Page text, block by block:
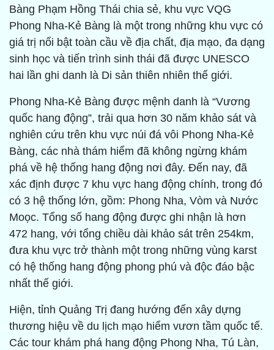
Bàng Phạm Hồng Thái chia sẻ, khu vực VQG
Phong Nha-Kẻ Bàng là một trong những khu vực có
giá trị nổi bật toàn cầu về địa chất, địa mạo, đa dạng
sinh học và tiến trình sinh thái đã được UNESCO
hai lần ghi danh là Di sản thiên nhiên thế giới.
Phong Nha-Kẻ Bàng được mệnh danh là “Vương
quốc hang động”, trải qua hơn 30 năm khảo sát và
nghiên cứu trên khu vực núi đá vôi Phong Nha-Kẻ
Bàng, các nhà thám hiểm đã không ngừng khám
phá về hệ thống hang động nơi đây. Đến nay, đã
xác định được 7 khu vực hang động chính, trong đó
có 3 hệ thống lớn, gồm: Phong Nha, Vòm và Nước
Moọc. Tổng số hang động được ghi nhận là hơn
472 hang, với tổng chiều dài khảo sát trên 254km,
đưa khu vực trở thành một trong những vùng karst
có hệ thống hang động phong phú và độc đáo bậc
nhất thế giới.
Hiện, tỉnh Quảng Trị đang hướng đến xây dựng
thương hiệu về du lịch mạo hiểm vươn tầm quốc tế.
Các tour khám phá hang động Phong Nha, Tú Làn,